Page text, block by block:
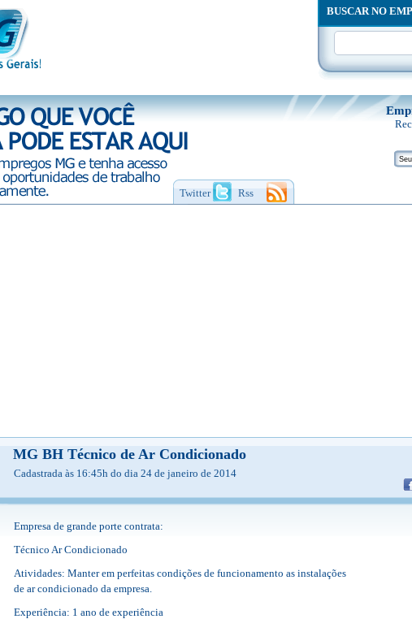
BUSCAR NO
Twitter Rss
MG BH Técnico de Ar Condicionado
Cadastrada às 16:45h do dia 24 de janeiro de 2014
Empresa de grande porte contrata:
Técnico Ar Condicionado
Atividades: Manter em perfeitas condições de funcionamento as instalações
de ar condicionado da empresa.
Experiência: 1 ano de experiência